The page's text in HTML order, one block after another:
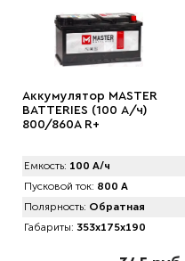
Аккумулятор MАSTER
BATTERIES (100 А/ч)
800/860A R+
Емкость: 100 А/ч
Пусковой ток: 800 А
Полярность: Обратная
Габариты: 353x175x190